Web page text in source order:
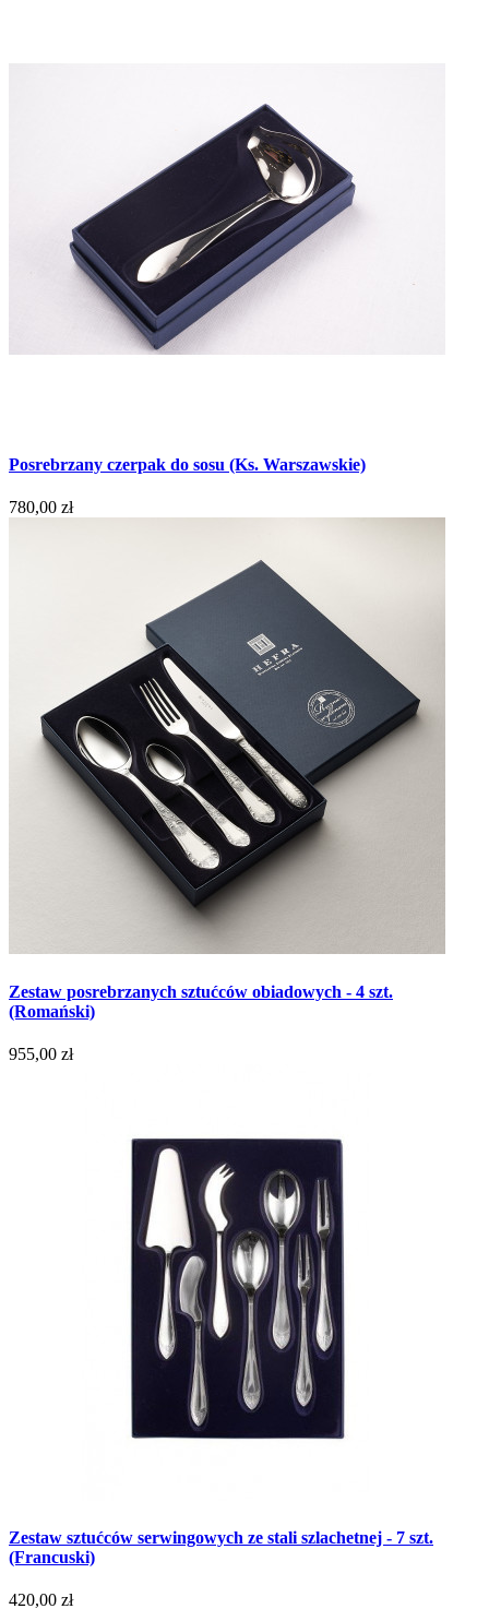
Posrebrzany czerpak do sosu (Ks. Warszawskie)
780,00 zł
Zestaw posrebrzanych sztućców obiadowych - 4 szt.
(Romański)
955,00 zł
Zestaw sztućców serwingowych ze stali szlachetnej - 7 szt.
(Francuski)
420,00 zł